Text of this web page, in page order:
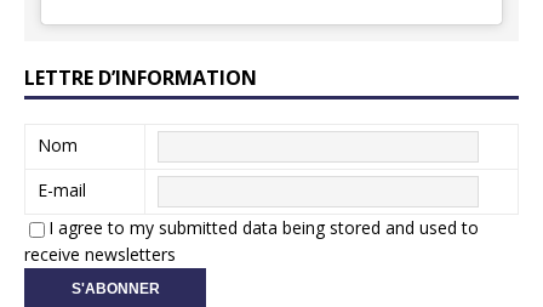
LETTRE D’INFORMATION
Nom
E-mail
I agree to my submitted data being stored and used to
receive newsletters